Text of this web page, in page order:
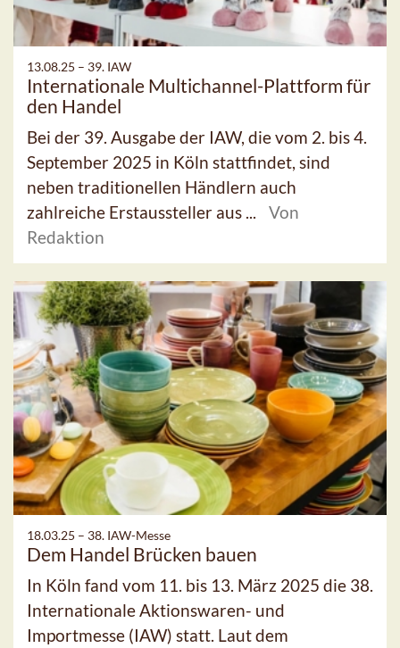
13.08.25 – 39. IAW
Internationale Multichannel-Plattform für
den Handel
Bei der 39. Ausgabe der IAW, die vom 2. bis 4.
September 2025 in Köln stattfindet, sind
neben traditionellen Händlern auch
zahlreiche Erstaussteller aus ...
Von
Redaktion
18.03.25 – 38. IAW-Messe
Dem Handel Brücken bauen
In Köln fand vom 11. bis 13. März 2025 die 38.
Internationale Aktionswaren- und
Importmesse (IAW) statt. Laut dem